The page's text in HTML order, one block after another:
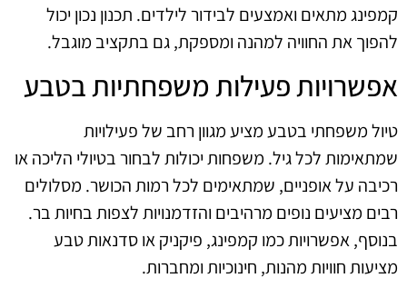
קמפינג מתאים ואמצעים לבידור לילדים. תכנון נכון יכול
להפוך את החוויה למהנה ומספקת, גם בתקציב מוגבל.
אפשרויות פעילות משפחתיות בטבע
טיול משפחתי בטבע מציע מגוון רחב של פעילויות
שמתאימות לכל גיל. משפחות יכולות לבחור בטיולי הליכה או
רכיבה על אופניים, שמתאימים לכל רמות הכושר. מסלולים
רבים מציעים נופים מרהיבים והזדמנויות לצפות בחיות בר.
בנוסף, אפשרויות כמו קמפינג, פיקניק או סדנאות טבע
מציעות חוויות מהנות, חינוכיות ומחברות.